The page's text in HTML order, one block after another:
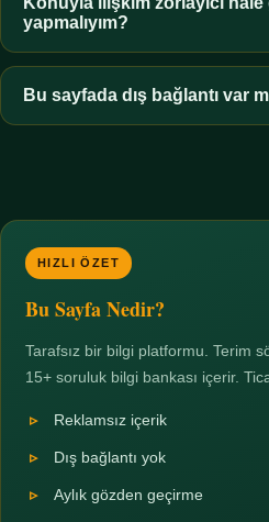
zorunluluktur.
yapmalıyım?
Zaman sınırı koyun,
profesyonel destek alın.
mevcuttur; yardım istemek güçlü
Bu sayfada dış bağlantı var
HIZLI ÖZET
Bu Sayfa Nedir?
Tarafsız bir bilgi platformu. Terim
15+ soruluk bilgi bankası içerir.
Reklamsız içerik
Dış bağlantı yok
Aylık gözden geçirme